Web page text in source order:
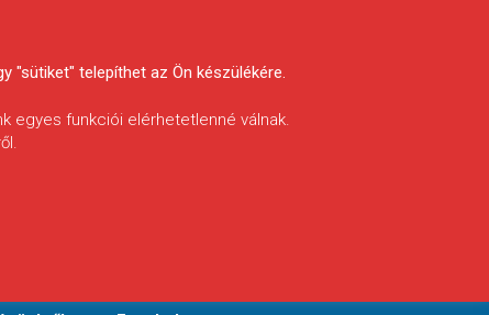
"sütiket" telepíthet az Ön készülékére.
egyes funkciói elérhetetlenné válnak.